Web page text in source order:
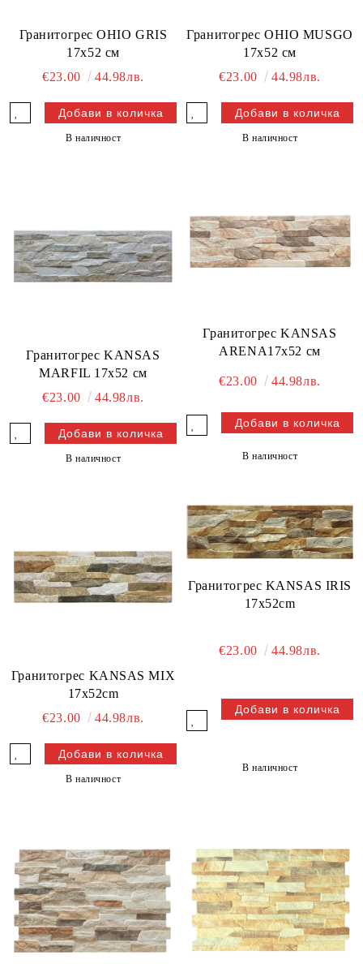
Гранитогрес OHIO GRIS
17x52 см
€23.00
44.98лв.
В наличност
Гранитогрес OHIO MUSGO
17x52 см
€23.00
44.98лв.
В наличност
Гранитогрес KANSAS
MARFIL 17x52 см
€23.00
44.98лв.
В наличност
Гранитогрес KANSAS
ARENA17x52 см
€23.00 44.98лв.
В наличност
Гранитогрес KANSAS MIX
17x52cm
€23.00
44.98лв.
В наличност
Гранитогрес KANSAS IRIS
17x52cm
€23.00 44.98лв.
В наличност